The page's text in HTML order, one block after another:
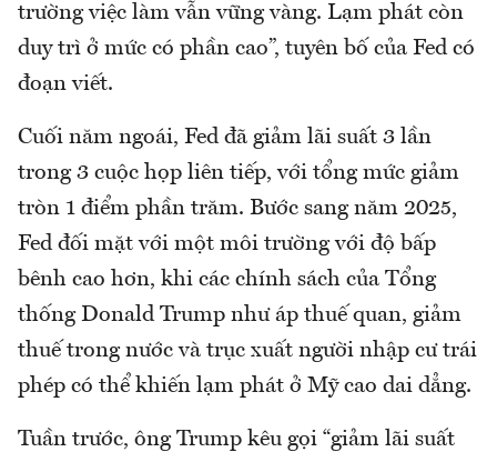
trường việc làm vẫn vững vàng. Lạm phát còn
duy trì ở mức có phần cao”, tuyên bố của Fed có
đoạn viết.
Cuối năm ngoái, Fed đã giảm lãi suất 3 lần
trong 3 cuộc họp liên tiếp, với tổng mức giảm
tròn 1 điểm phần trăm. Bước sang năm 2025,
Fed đối mặt với một môi trường với độ bấp
bênh cao hơn, khi các chính sách của Tổng
thống Donald Trump như áp thuế quan, giảm
thuế trong nước và trục xuất người nhập cư trái
phép có thể khiến lạm phát ở Mỹ cao dai dẳng.
Tuần trước, ông Trump kêu gọi “giảm lãi suất